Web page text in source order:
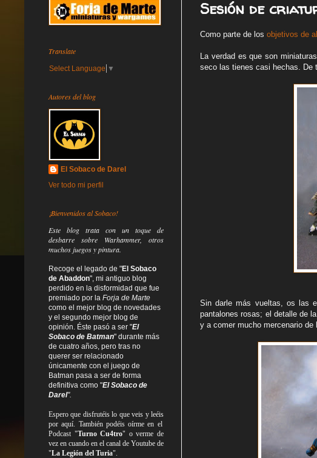
Sesión de
Como parte de los objetivos de
La verdad es que son
seco las tienes casi hechas. De
Sin darle más vueltas, os las
pantalones rosas; el detalle de
y a comer mucho mercenario de
Translate
Select Language ▼
Autores del blog
El Sobaco de Darel
Ver todo mi perfil
¡Bienvenidos al Sobaco!
Este blog trata con un toque de
desbarre sobre Warhammer, otros
muchos juegos y pintura.
Recoge el legado de "El Sobaco
de Abaddon", mi antiguo blog
perdido en la disformidad que fue
premiado por la Forja de Marte
como el mejor blog de novedades
y el segundo mejor blog de
opinión. Éste pasó a ser "El
Sobaco de Batman" durante más
de cuatro años, pero tras no
querer ser relacionado
únicamente con el juego de
Batman pasa a ser de forma
definitiva como "El Sobaco de
Darel".
Espero que disfrutéis lo queveis yleéis
por aquí. También podéis oírme en el
Podcast "Turno Cu4tro" o verme de
vez en cuando en el canal de Youtube de
"La Legión del Turia".